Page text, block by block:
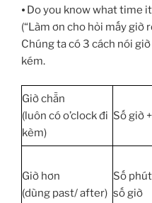
⦁ Do you know what time
(“Làm ơn cho hỏi mấy giờ
Chúng ta có 3 cách nói
kém.
Giờ chẵn
(luôn có o’clock đi
kèm)
Số giờ
Giờ hơn
(dùng past/ after)
Số
số giờ